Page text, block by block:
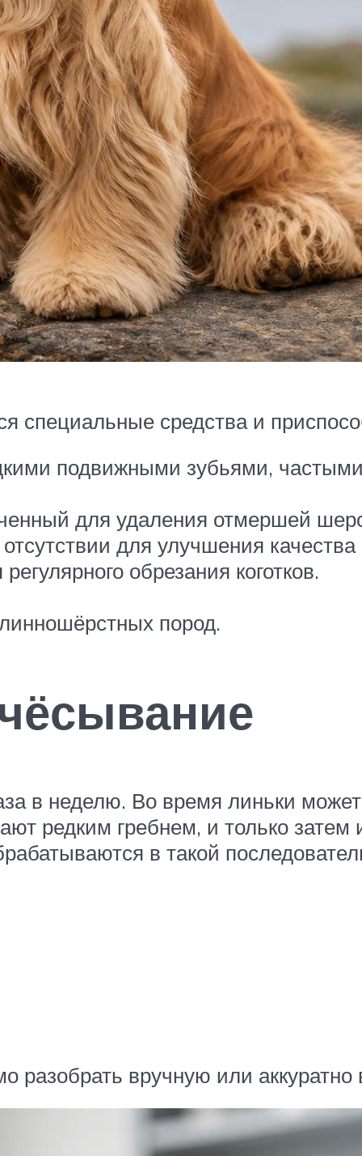
специальные средства и
подвижными зубьями,
для удаления отмершей
для улучшения
обрезания коготков.
пород.
в неделю. Во время линьки
редким гребнем, и только затем
в такой
разобрать вручную или